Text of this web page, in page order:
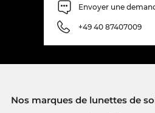
Envoyer une
+49 40 87407009
Nos marques de lunettes de